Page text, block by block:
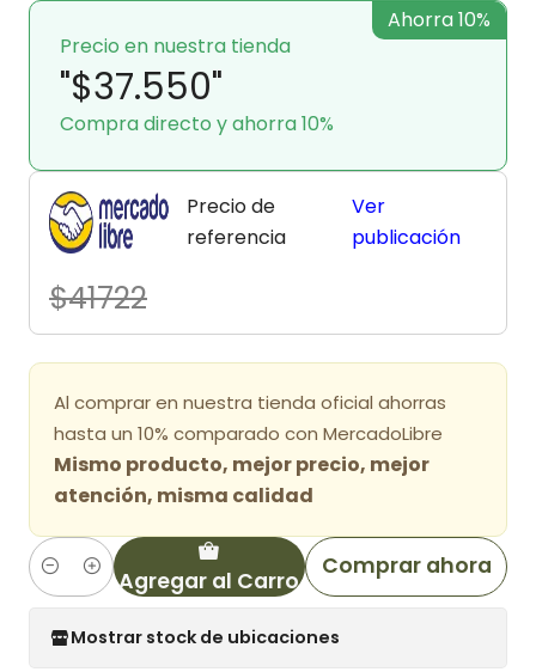
Precio en nuestra tienda
"$37.550"
Compra directo y ahorra 10%
Ahorra 10%
Precio de
referencia
$41722
Ver
publicación
Al comprar en nuestra tienda oficial ahorras
hasta un 10% comparado con MercadoLibre
Mismo producto, mejor precio, mejor
atención, misma calidad
Cantidad Agregar al Carro
Comprar ahora
Mostrar stock de ubicaciones